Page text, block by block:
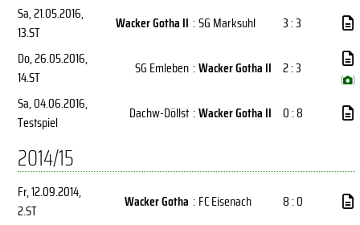
Sa, 21.05.2016,
13.ST
Wacker Gotha II :SG Marksuhl
3 : 3
Do, 26.05.2016,
14.ST
SG Emleben :Wacker Gotha II 2 : 3
( )
Sa, 04.06.2016,
Testspiel
Dachw-Döllst :Wacker Gotha II 0 : 8
2014/15
Fr, 12.09.2014,
2.ST
Wacker Gotha : FC Eisenach
8 : 0